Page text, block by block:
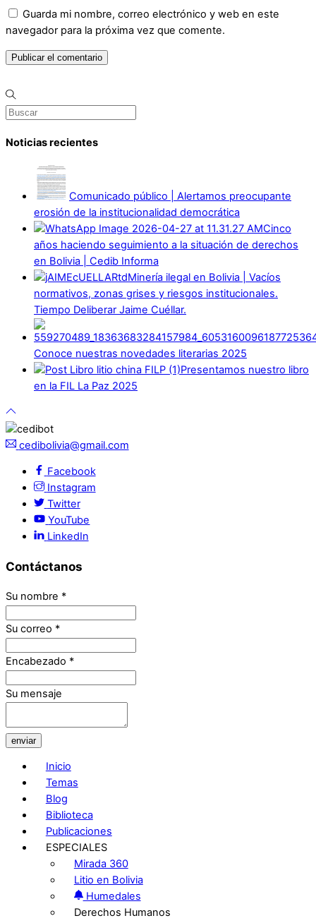
Guarda mi nombre, correo electrónico y web en este
navegador para la próxima vez que comente.
Noticias recientes
Comunicado público | Alertamos preocupante
erosión de la institucionalidad democrática
Cinco
años haciendo seguimiento a la situación de derechos
en Bolivia | Cedib Informa
Minería ilegal en Bolivia | Vacíos
normativos, zonas grises y riesgos institucionales.
Tiempo Deliberar Jaime Cuéllar.
Conoce nuestras novedades literarias 2025
Presentamos nuestro libro
en la FIL La Paz 2025
cedibolivia@gmail.com
Facebook
Instagram
Twitter
YouTube
LinkedIn
Contáctanos
Su nombre *
Su correo *
Encabezado *
Su mensaje
enviar
Inicio
Temas
Blog
Biblioteca
Publicaciones
ESPECIALES
Mirada 360
Litio en Bolivia
Humedales
Derechos Humanos